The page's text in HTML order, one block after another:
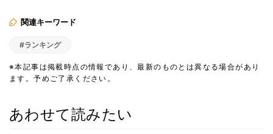
関連キーワード
#ランキング
※本記事は掲載時点の情報であり、最新のものとは異なる場合があり
ます。予めご了承ください。
あわせて読みたい